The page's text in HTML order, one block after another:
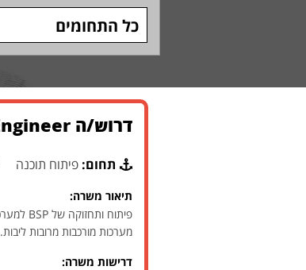
כל התחומים
דרוש/ה Embedded BSP SW Engineer לחברה ביטחונית גדולה באזור המרכז
תחום:פיתוח תוכנה
תיאור משרה:
מערכות מורכבות מרובות ליבות.
דרישות משרה: